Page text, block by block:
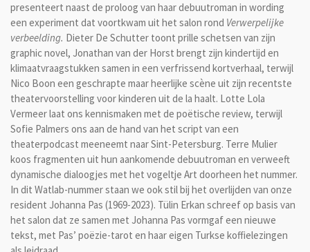
presenteert naast de proloog van haar debuutroman in wording
een experiment dat voortkwam uit het salon rond Verwerpelijke
verbeelding. Dieter De Schutter toont prille schetsen van zijn
graphic novel, Jonathan van der Horst brengt zijn kindertijd en
klimaatvraagstukken samen in een verfrissend kortverhaal, terwijl
Nico Boon een geschrapte maar heerlijke scène uit zijn recentste
theatervoorstelling voor kinderen uit de la haalt. Lotte Lola
Vermeer laat ons kennismaken met de poëtische review, terwijl
Sofie Palmers ons aan de hand van het script van een
theaterpodcast meeneemt naar Sint-Petersburg. Terre Mulier
koos fragmenten uit hun aankomende debuutroman en verweeft
dynamische dialoogjes met het vogeltje Art doorheen het nummer.
In dit Watlab-nummer staan we ook stil bij het overlijden van onze
resident Johanna Pas (1969-2023). Tülin Erkan schreef op basis van
het salon dat ze samen met Johanna Pas vormgaf een nieuwe
tekst, met Pas’ poëzie-tarot en haar eigen Turkse koffielezingen